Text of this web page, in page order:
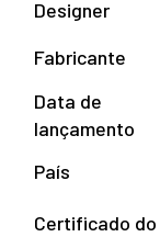
Designer
Fabricante
Data de
lançamento
País
Certificado do